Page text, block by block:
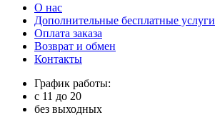
О нас
Дополнительные бесплатные услуги
Оплата заказа
Возврат и обмен
Контакты
График работы:
с 11 до 20
без выходных